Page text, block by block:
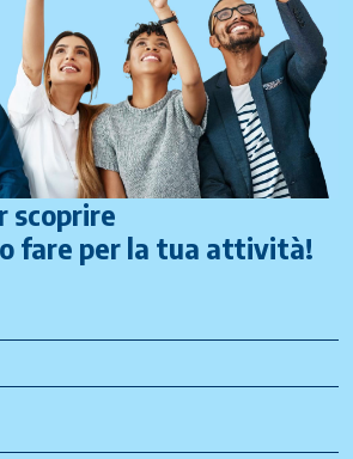
scoprire
fare per la tua attività!